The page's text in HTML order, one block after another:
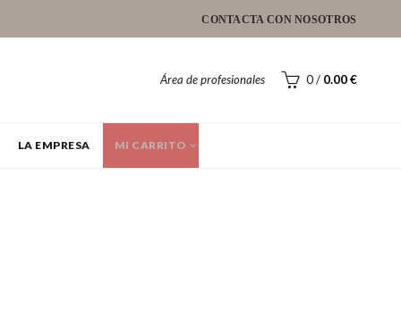
CONTACTA CON NOSOTROS
Área de profesionales 0 / 0.00€
LA EMPRESA MI CARRITO